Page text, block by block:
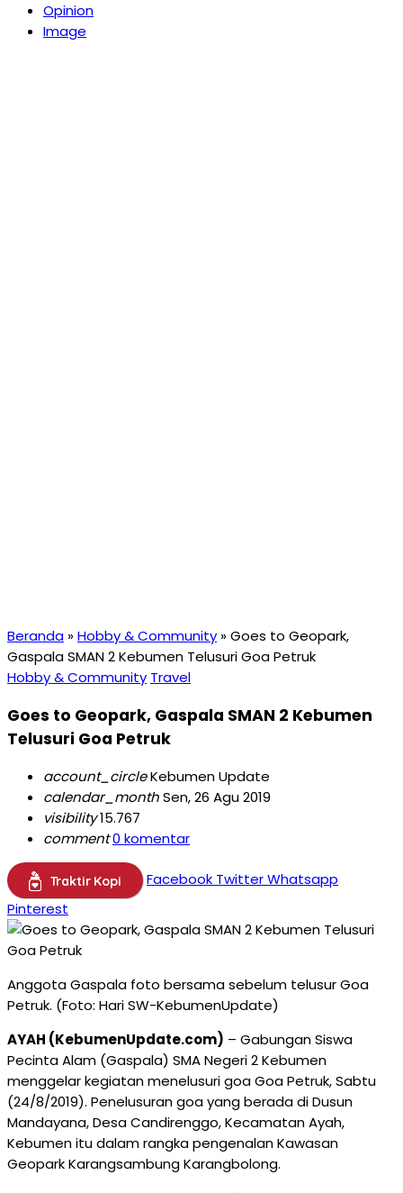
Opinion
Image
Beranda »Hobby & Community »Goes to Geopark,
Gaspala SMAN 2 Kebumen Telusuri Goa Petruk
Hobby & Community Travel
Goes to Geopark, Gaspala SMAN 2 Kebumen
Telusuri Goa Petruk
account_circleKebumen Update
calendar_monthSen, 26 Agu 2019
visibility15.767
comment0 komentar
Traktir Kopi Facebook TwitterWhatsapp
Pinterest
Anggota Gaspala foto bersama sebelum telusur Goa
Petruk. (Foto: Hari SW-KebumenUpdate)
AYAH (KebumenUpdate.com) – Gabungan Siswa
Pecinta Alam (Gaspala) SMA Negeri 2 Kebumen
menggelar kegiatan menelusuri goa Goa Petruk, Sabtu
(24/8/2019). Penelusuran goa yang berada di Dusun
Mandayana, Desa Candirenggo, Kecamatan Ayah,
Kebumen itu dalam rangka pengenalan Kawasan
Geopark Karangsambung Karangbolong.